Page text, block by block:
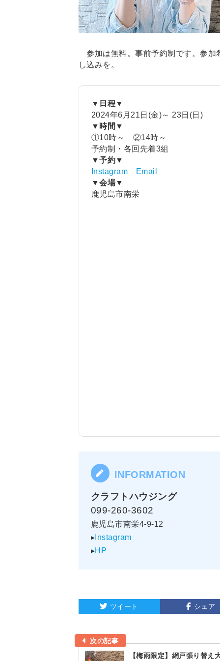
参加は無料。事前予約制です。参加
し込みを。
▼日程▼
2024年6月21日(金)～ 23日(日)
▼時間▼
①10時～ ②14時～
予約制・各回先着3組
▼予約▼
Instagram
Email
▼会場▼
鹿児島市南栄
クラフトハウジング
099-260-3602
鹿児島市南栄4-9-12
▸ Instagram
▸HP
ツイート シェア
次の記事
【梅雨限定】網戸張り替え